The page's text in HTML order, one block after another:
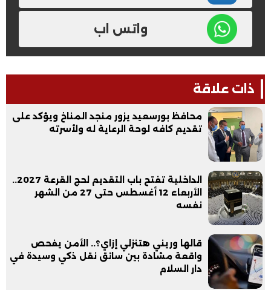
واتس اب
ذات علاقة
محافظ بورسعيد يزور منجد المناخ ويؤكد على
تقديم كافه لوحة الرعاية له ولأسرته
الداخلية تفتح باب التقديم لحج القرعة 2027..
الأربعاء 12 أغسطس حتى 27 من الشهر
نفسه
قالها وريني هتنزلي إزاي؟.. الأمن يفحص
واقعة مشادة بين سائق نقل ذكي وسيدة في
دار السلام